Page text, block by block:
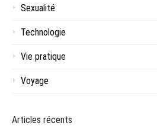
Sexualité
Technologie
Vie pratique
Voyage
Articles récents